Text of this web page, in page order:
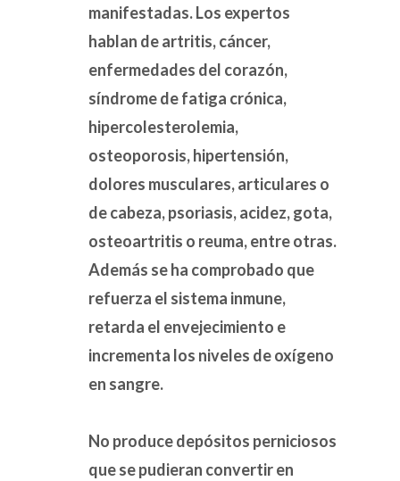
manifestadas. Los expertos
hablan de artritis, cáncer,
enfermedades del corazón,
síndrome de fatiga crónica,
hipercolesterolemia,
osteoporosis, hipertensión,
dolores musculares, articulares o
de cabeza, psoriasis, acidez, gota,
osteoartritis o reuma, entre otras.
Además se ha comprobado que
refuerza el sistema inmune,
retarda el envejecimiento e
incrementa los niveles de oxígeno
en sangre.
No produce depósitos perniciosos
que se pudieran convertir en
especiales al
convertirte en
distribuidor
PURILEO.